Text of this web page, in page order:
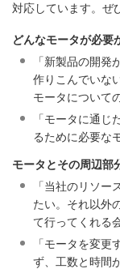
対応しています。ぜ
どんなモータが必要
「新製品の開
作りこんでいな
モータについて
「モータに通
るために必要な
モータとその周辺部
「当社のリソ
たい。それ以外
て行ってくれる
「モータを変更
ず、工数と時間